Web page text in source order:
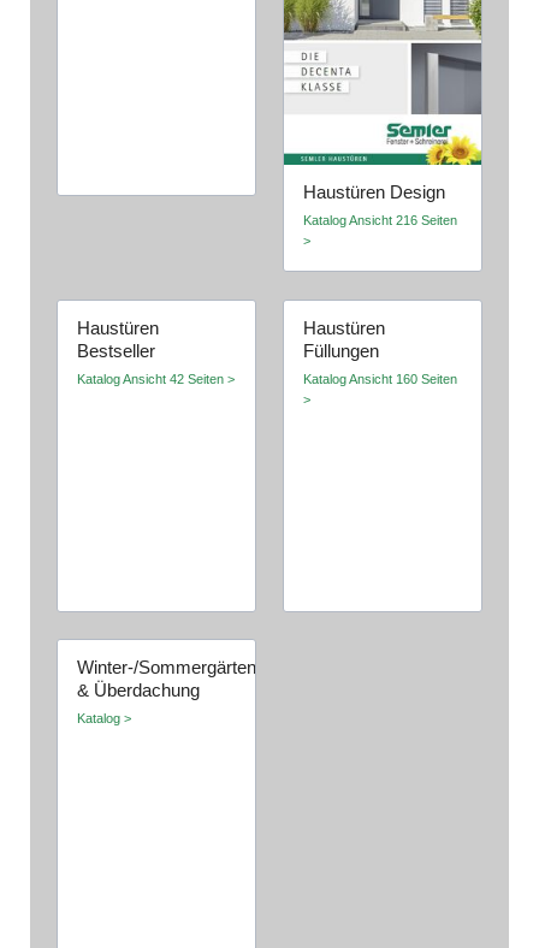
Haustüren Design
Katalog Ansicht 216 Seiten
>
Haustüren
Bestseller
Katalog Ansicht 42 Seiten >
Haustüren
Füllungen
Katalog Ansicht 160 Seiten
>
Winter-/Sommergärten
& Überdachung
Katalog >